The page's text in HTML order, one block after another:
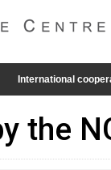
International
the